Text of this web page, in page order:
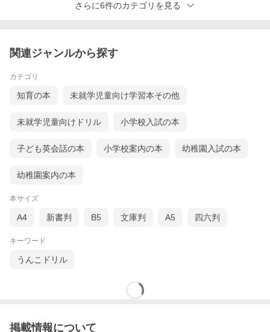
さらに6件のカテゴリを見る
関連ジャンルから探す
カテゴリ
知育の本 未就学児童向け学習本その他
未就学児童向けドリル 小学校入試の本
子ども英会話の本 小学校案内の本 幼稚園入試の本
幼稚園案内の本
本サイズ
A4 新書判 B5 文庫判 A5 四六判
キーワード
うんこドリル
掲載情報について